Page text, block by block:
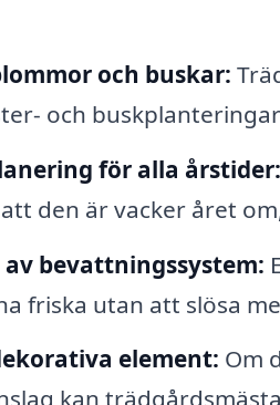
och buskar:
och
för alla årstider:
den är vacker året
bevattningssystem:
friska utan att slösa
element: Om